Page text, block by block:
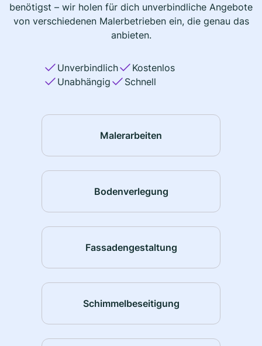
benötigst – wir holen für dich unverbindliche Angebote
von verschiedenen Malerbetrieben ein, die genau das
anbieten.
Unverbindlich
Kostenlos
Unabhängig
Schnell
Malerarbeiten
Bodenverlegung
Fassadengestaltung
Schimmelbeseitigung